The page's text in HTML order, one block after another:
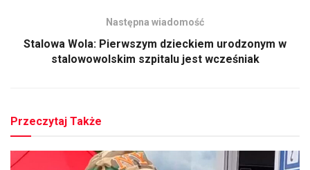
Następna wiadomość
Stalowa Wola: Pierwszym dzieckiem urodzonym w
stalowowolskim szpitalu jest wcześniak
Przeczytaj Także